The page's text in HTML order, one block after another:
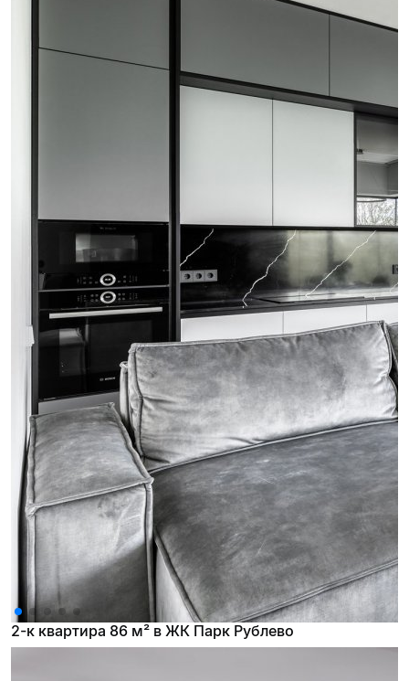
2-к квартира 86 м² в ЖК Парк Рублево